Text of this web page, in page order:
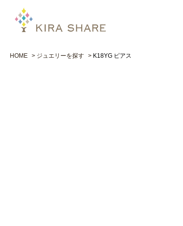
HOME ジュエリーを探す K18YG ピアス